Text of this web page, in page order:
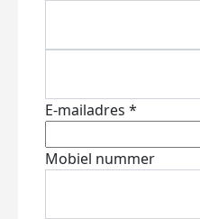
E-mailadres *
Mobiel nummer